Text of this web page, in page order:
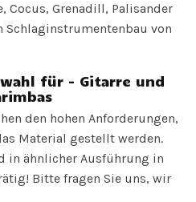
Cocus, Grenadill, Palisander
Schlaginstrumentenbau von
für - Gitarre und
den hohen Anforderungen,
Material gestellt werden.
in ähnlicher Ausführung in
Bitte fragen Sie uns, wir